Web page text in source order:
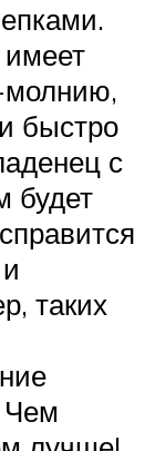
молнию,
быстро
с
будет
таких
Чем